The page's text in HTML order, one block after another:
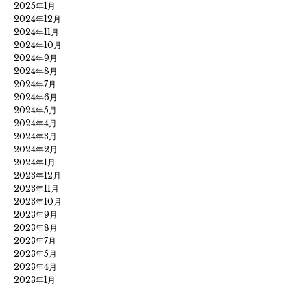
2025年1月
2024年12月
2024年11月
2024年10月
2024年9月
2024年8月
2024年7月
2024年6月
2024年5月
2024年4月
2024年3月
2024年2月
2024年1月
2023年12月
2023年11月
2023年10月
2023年9月
2023年8月
2023年7月
2023年5月
2023年4月
2023年1月